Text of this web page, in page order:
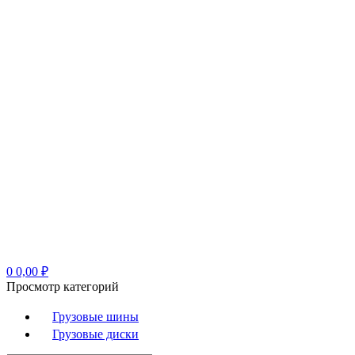
0 0,00 ₽
Просмотр категорий
Грузовые шины
Грузовые диски